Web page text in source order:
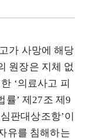
가 사망에 해당
원장은 지체 없
‘의료사고 피
률’ 제27조 제9
판대상조항’이
유를 침해하는